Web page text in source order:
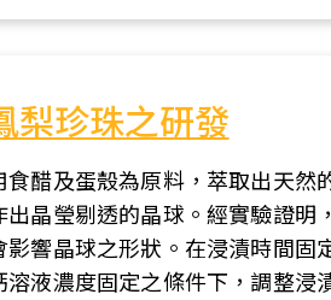
梨珍珠之研發
食醋及蛋殼為原料，萃取出天
出晶瑩剔透的晶球。經實驗證
影響晶球之形狀。在浸漬時間
溶液濃度固定之條件下，調整